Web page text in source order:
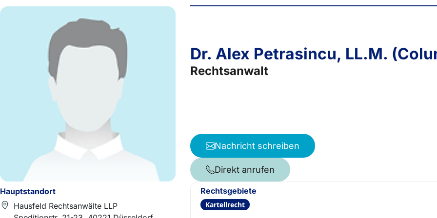
Hauptstandort
Hausfeld Rechtsanwälte LLP
Dr. Alex Petrasincu, LL.M.
Rechtsanwalt
Nachricht schreiben
Direkt anrufen
Rechtsgebiete
Kartellrecht